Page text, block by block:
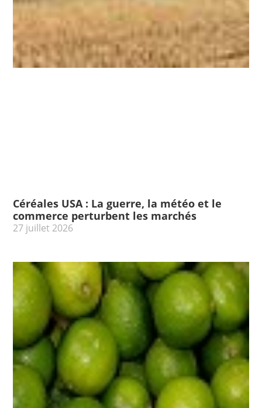
Céréales USA : La guerre, la météo et le
commerce perturbent les marchés
27 juillet 2026